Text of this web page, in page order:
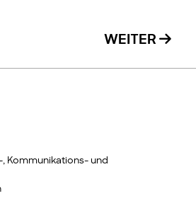
WEITER
Kommunikations- und